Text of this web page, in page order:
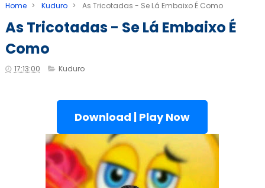
Home > Kuduro > As Tricotadas - Se Lá Embaixo É Como
As Tricotadas - Se Lá Embaixo É
Como
17:13:00 Kuduro
Download | Play Now